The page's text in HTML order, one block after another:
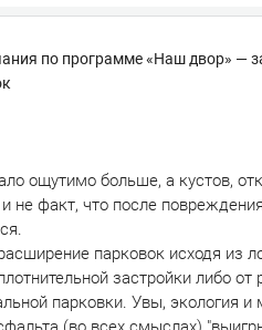
по программе «Наш двор» —
ощутимо больше, а кустов,
не факт, что после
парковок исходя из
застройки либо
парковки. Увы, экология и